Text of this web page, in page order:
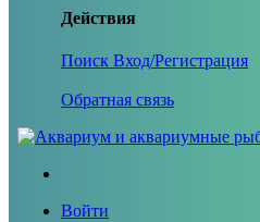
Действия
Поиск Вход/Регистрация
Обратная связь
Войти